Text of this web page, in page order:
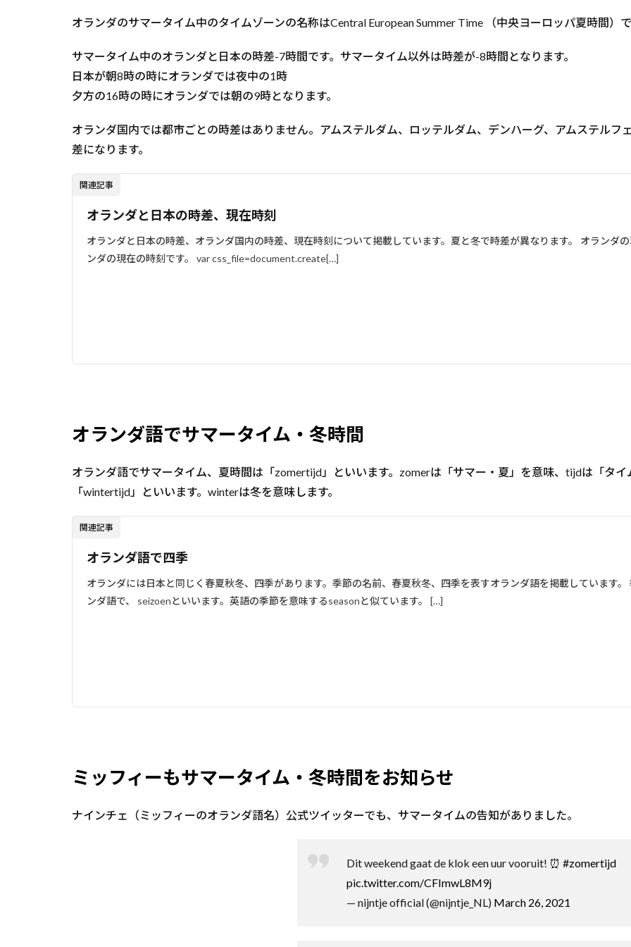
オランダのサマータイム中のタイムゾーンの名称はCentral European Summer Time （中央ヨーロッパ夏時間）
サマータイム中のオランダと日本の時差-7時間です。サマータイム以外は時差が-8時間となります。
日本が朝8時の時にオランダでは夜中の1時
夕方の16時の時にオランダでは朝の9時となります。
オランダ国内では都市ごとの時差はありません。アムステルダム、ロッテルダム、デンハーグ、アムステルフ
差になります。
関連記事
オランダと日本の時差、現在時刻
オランダと日本の時差、オランダ国内の時差、現在時刻について掲載しています。夏と冬で時差が異なります。 オランダ
ンダの現在の時刻です。 var css_file=document.create[…]
オランダ語でサマータイム・冬時間
オランダ語でサマータイム、夏時間は「zomertijd」といいます。zomerは「サマー・夏」を意味、tijdは「タ
「wintertijd」といいます。winterは冬を意味します。
関連記事
オランダ語で四季
オランダには日本と同じく春夏秋冬、四季があります。季節の名前、春夏秋冬、四季を表すオランダ語を掲載しています。
ンダ語で、 seizoenといいます。英語の季節を意味するseasonと似ています。 […]
ミッフィーもサマータイム・冬時間をお知らせ
ナインチェ（ミッフィーのオランダ語名）公式ツイッターでも、サマータイムの告知がありました。
Dit weekend gaat de klok een uur vooruit! ⏰ #zomertijd
pic.twitter.com/CFImwL8M9j
— nijntje official (@nijntje_NL) March 26, 2021